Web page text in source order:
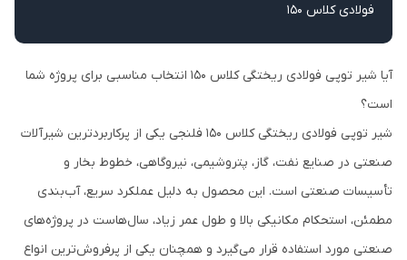
فولادی کلاس 150
آیا شیر توپی فولادی ریختگی کلاس 150 انتخاب مناسبی برای پروژه شما
است؟
شیر توپی فولادی ریختگی کلاس 150 فلنجی یکی از پرکاربردترین شیرآلات
صنعتی در صنایع نفت، گاز، پتروشیمی، نیروگاهی، خطوط بخار و
تأسیسات صنعتی است. این محصول به دلیل عملکرد سریع، آب‌بندی
مطمئن، استحکام مکانیکی بالا و طول عمر زیاد، سال‌هاست در پروژه‌های
صنعتی مورد استفاده قرار می‌گیرد و همچنان یکی از پرفروش‌ترین انواع